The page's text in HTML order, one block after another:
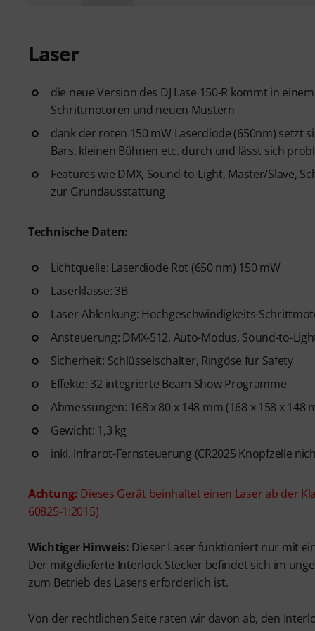
Laser
die neue Version des DJ Lase 150-R kommt in
Schrittmotoren und neuen Mustern
dank der roten 150 mW Laserdiode (650nm) setzt
Bars, kleinen Bühnen etc. durch und lässt sich
Features wie DMX, Sound-to-Light, Master/Slave,
zur Grundausstattung
Technische Daten:
Lichtquelle: Laserdiode Rot (650 nm) 150 mW
Laserklasse: 3B
Laser-Ablenkung: Hochgeschwindigkeits-
Ansteuerung: DMX-512, Auto-Modus, Sound-to-
Sicherheit: Schlüsselschalter, Ringöse für Safety
Effekte: 32 integrierte Beam Show Programme
Abmessungen: 168 x 80 x 148 mm (168 x 158 x 148
Gewicht: 1,3 kg
inkl. Infrarot-Fernsteuerung (CR2025 Knopfzelle
Achtung: Dieses Gerät beinhaltet einen Laser ab der
60825-1:2015)
Wichtiger Hinweis: Dieser Laser funktioniert nur mit
Der mitgelieferte Interlock Stecker befindet sich im
zum Betrieb des Lasers erforderlich ist.
Von der rechtlichen Seite raten wir davon ab, den